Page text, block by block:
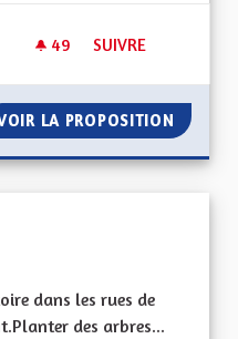
49 49 ABONNÉS
SUIVRE
LA PROPOSITION VERS
dans les rues de
des arbres...